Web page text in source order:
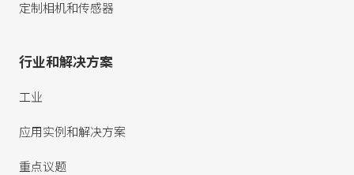
定制相机和传感器
行业和解决方案
工业
应用实例和解决方案
重点议题